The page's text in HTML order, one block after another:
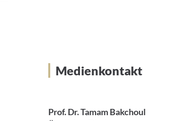
Medienkontakt
Prof. Dr. Tamam Bakchoul